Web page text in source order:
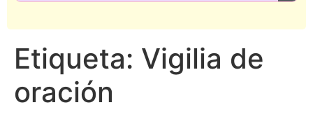
Etiqueta: Vigilia de
oración